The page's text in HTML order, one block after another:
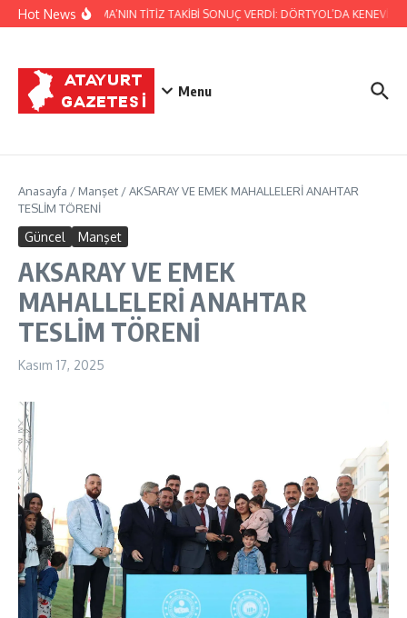
İçeriğe atla
Hot NewsJANDARMA’NIN TİTİZ TAKİBİ SONUÇ VERDİ: DÖRTYOL’DA KENEVİR
Menu
Anasayfa / Manşet /AKSARAY VE EMEK MAHALLELERİ ANAHTAR
TESLİM TÖRENİ
Güncel Manşet
AKSARAY VE EMEK
MAHALLELERİ ANAHTAR
TESLİM TÖRENİ
Kasım 17, 2025